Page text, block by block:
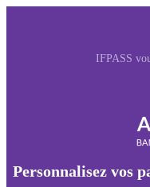
IFPASS
Personnalisez vos